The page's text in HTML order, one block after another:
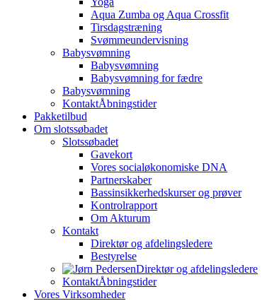
Aqua Zumba og Aqua Crossfit
Tirsdagstræning
Svømmeundervisning
Babysvømning
Babysvømning
Babysvømning for fædre
Babysvømning
KontaktÅbningstider
Pakketilbud
Om slotssøbadet
Slotssøbadet
Gavekort
Vores socialøkonomiske DNA
Partnerskaber
Bassinsikkerhedskurser og prøver
Kontrolrapport
Om Akturum
Kontakt
Direktør og afdelingsledere
Bestyrelse
Direktør og afdelingsledere
KontaktÅbningstider
Vores Virksomheder